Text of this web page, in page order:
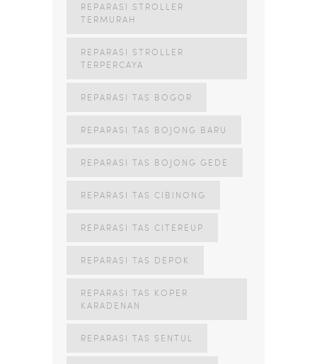
REPARASI STROLLER
TERMURAH
REPARASI STROLLER
TERPERCAYA
REPARASI TAS BOGOR
REPARASI TAS BOJONG BARU
REPARASI TAS BOJONG GEDE
REPARASI TAS CIBINONG
REPARASI TAS CITEREUP
REPARASI TAS DEPOK
REPARASI TAS KOPER
KARADENAN
REPARASI TAS SENTUL